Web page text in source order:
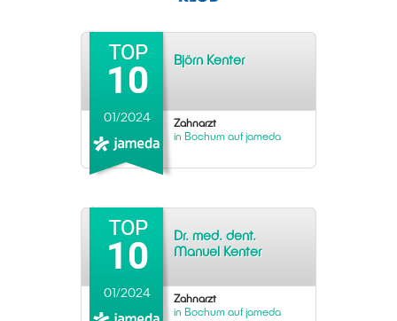
Björn Kenter
Zahnarzt
in Bochum auf jameda
01/2024
Dr. med. dent.
Manuel Kenter
Zahnarzt
in Bochum auf jameda
01/2024